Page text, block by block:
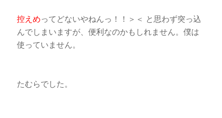
控えめってどないやねんっ！！＞＜ と思わず突っ込
んでしまいますが、便利なのかもしれません。僕は
使っていません。
たむらでした。